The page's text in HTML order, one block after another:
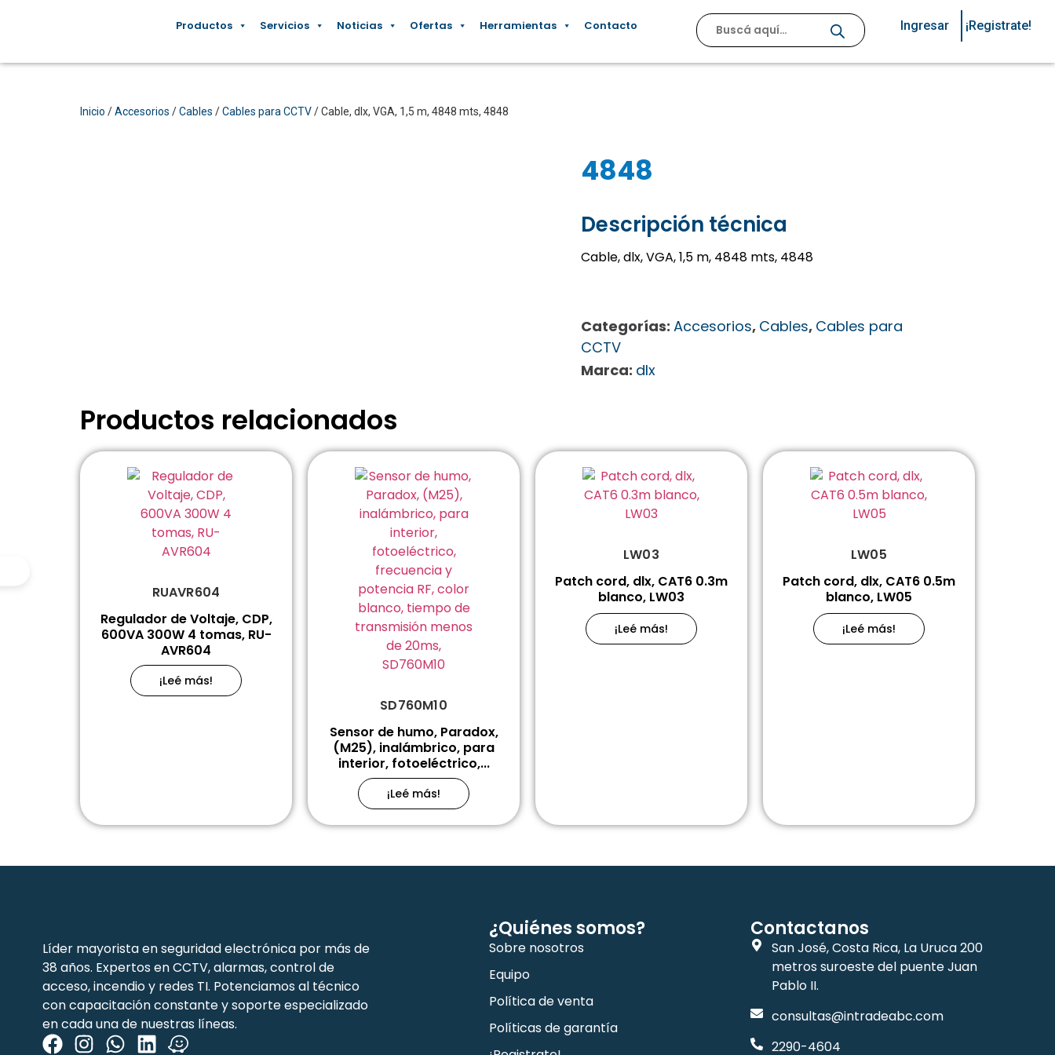
Productos Servicios Noticias Ofertas Herramientas Contacto Ingresar ¡Registrate!
Inicio /Accesorios /Cables /Cables para CCTV/ Cable, dlx, VGA, 1,5 m, 4848 mts, 4848
4848
Descripción técnica
Cable, dlx, VGA, 1,5 m, 4848 mts, 4848
Categorías: Accesorios, Cables, Cables para
CCTV
Marca: dlx
Productos relacionados
RUAVR604
Regulador de Voltaje, CDP,
600VA 300W 4 tomas, RU-
AVR604
¡Leé más!
SD760M10
Sensor de humo, Paradox,
(M25), inalámbrico, para
interior, fotoeléctrico,...
¡Leé más!
LW03
Patch cord, dlx, CAT6 0.3m
blanco, LW03
¡Leé más!
LW05
Patch cord, dlx, CAT6 0.5m
blanco, LW05
¡Leé más!
Líder mayorista en seguridad electrónica por más de
38 años. Expertos en CCTV, alarmas, control de
acceso, incendio y redes TI. Potenciamos al técnico
con capacitación constante y soporte especializado
en cada una de nuestras líneas.
¿Quiénes somos?
Sobre nosotros
Equipo
Política de venta
Políticas de garantía
Contactanos
San José, Costa Rica, La Uruca 200
metros suroeste del puente Juan
Pablo II.
consultas@intradeabc.com
2290-4604